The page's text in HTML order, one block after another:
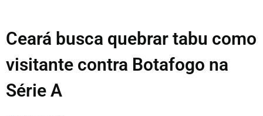
Ceará busca quebrar tabu como
visitante contra Botafogo na
Série A